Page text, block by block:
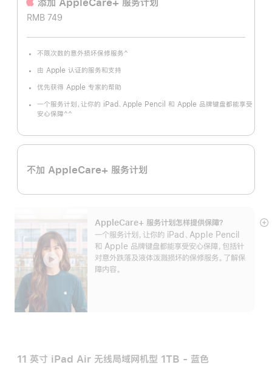
RMB 749
不限次数的意外损坏保修服务
注
^
由 Apple 认证的服务和支持
优先获得 Apple 专家的帮助
一个服务计划，让你的 iPad、Apple Pencil 和 Apple 品牌键盘都能享受
安心保障^^
不加 AppleCare+ 服务计划
AppleCare+ 服务计划怎样提供保⁠障？
一个服务计划，让你的 iPad、Apple Pencil
和 Apple 品牌键盘都能享受安心保障，包括针
对意外跌落及液体泼溅损坏的保修服务。了解保
障内容。
展
11 英寸 iPad Air 无线局域网机型 1TB - 蓝色